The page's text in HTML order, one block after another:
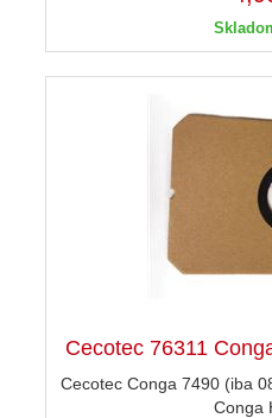
Cecotec 76311
Cecotec Conga 7490 (iba
Conga